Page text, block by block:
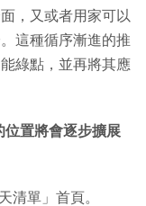
，又或者用家可以
這種循序漸進的推
綠點，並再將其應
置將會逐步擴展
清單」首頁。